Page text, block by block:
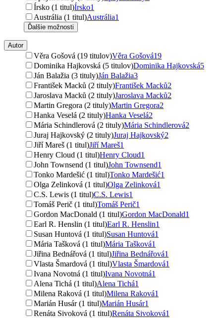
Írsko (1 titul)Írsko1
Austrália (1 titul)Austrália1
Ďalšie možnosti
Autor
Věra Gošová (19 titulov)Věra Gošová19
Dominika Hajkovská (5 titulov)Dominika Hajkovská5
Ján Balažia (3 tituly)Ján Balažia3
František Macků (2 tituly)František Macků2
Jaroslava Macků (2 tituly)Jaroslava Macků2
Martin Gregora (2 tituly)Martin Gregora2
Hanka Veselá (2 tituly)Hanka Veselá2
Mária Schindlerová (2 tituly)Mária Schindlerová2
Juraj Hajkovský (2 tituly)Juraj Hajkovský2
Jiří Mareš (1 titul)Jiří Mareš1
Henry Cloud (1 titul)Henry Cloud1
John Townsend (1 titul)John Townsend1
Tonko Mardešić (1 titul)Tonko Mardešić1
Olga Zelinková (1 titul)Olga Zelinková1
C.S. Lewis (1 titul)C.S. Lewis1
Tomáš Perič (1 titul)Tomáš Perič1
Gordon MacDonald (1 titul)Gordon MacDonald1
Earl R. Henslin (1 titul)Earl R. Henslin1
Susan Huntová (1 titul)Susan Huntová1
Mária Tašková (1 titul)Mária Tašková1
Jiřina Bednářová (1 titul)Jiřina Bednářová1
Vlasta Šmardová (1 titul)Vlasta Šmardová1
Ivana Novotná (1 titul)Ivana Novotná1
Alena Tichá (1 titul)Alena Tichá1
Milena Raková (1 titul)Milena Raková1
Marián Husár (1 titul)Marián Husár1
Renáta Sivoková (1 titul)Renáta Sivoková1